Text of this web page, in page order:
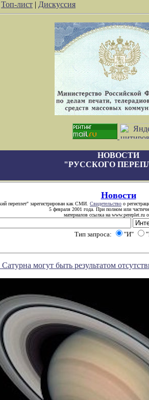
Топ-лист | Дискуссия
НОВОСТИ
"РУССКОГО
Новости
переплет" зарегистрирован как СМИ. Свидетельство о
5 февраля 2001 года. При полном или
материалов ссылка на www.pereplet.ru
Тип запроса: "И"
могут быть результатом